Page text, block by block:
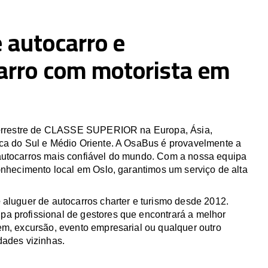
e
com motorista em
de CLASSE SUPERIOR na Europa, Ásia,
do Sul e Médio Oriente. A OsaBus é provavelmente a
mais confiável do mundo. Com a nossa equipa
local em Oslo, garantimos um serviço de alta
de autocarros charter e turismo desde 2012.
profissional de gestores que encontrará a melhor
excursão, evento empresarial ou qualquer outro
vizinhas.